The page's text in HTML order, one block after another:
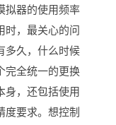
拟器的使用频率
，最关心的问
多久，什么时候
完全统一的更换
身，还包括使用
度要求。想控制